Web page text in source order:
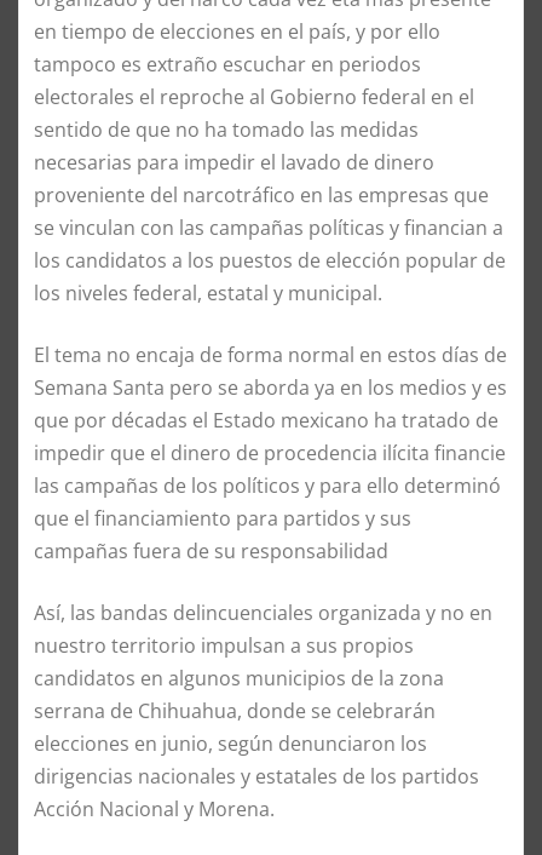
en tiempo de elecciones en el país, y por ello
tampoco es extraño escuchar en periodos
electorales el reproche al Gobierno federal en el
sentido de que no ha tomado las medidas
necesarias para impedir el lavado de dinero
proveniente del narcotráfico en las empresas que
se vinculan con las campañas políticas y financian a
los candidatos a los puestos de elección popular de
los niveles federal, estatal y municipal.
El tema no encaja de forma normal en estos días de
Semana Santa pero se aborda ya en los medios y es
que por décadas el Estado mexicano ha tratado de
impedir que el dinero de procedencia ilícita financie
las campañas de los políticos y para ello determinó
que el financiamiento para partidos y sus
campañas fuera de su responsabilidad
Así, las bandas delincuenciales organizada y no en
nuestro territorio impulsan a sus propios
candidatos en algunos municipios de la zona
serrana de Chihuahua, donde se celebrarán
elecciones en junio, según denunciaron los
dirigencias nacionales y estatales de los partidos
Acción Nacional y Morena.